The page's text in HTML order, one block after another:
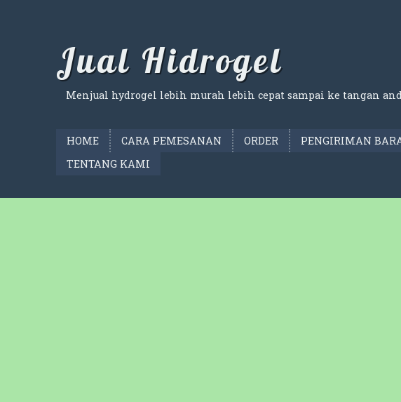
Jual Hidrogel
Menjual hydrogel lebih murah lebih cepat sampai ke tangan
HOME CARA PEMESANAN ORDER PENGIRIMAN
TENTANG KAMI